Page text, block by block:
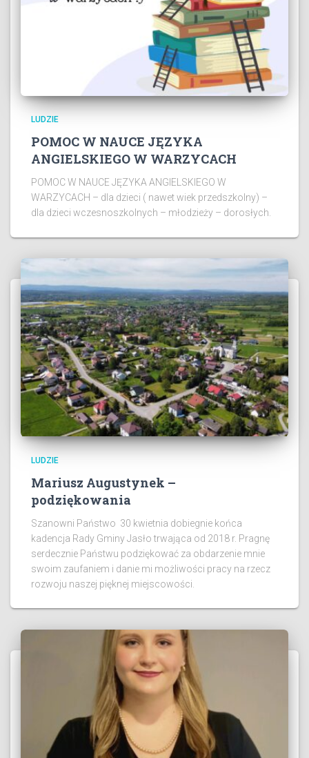
LUDZIE
POMOC W NAUCE JĘZYKA
ANGIELSKIEGO W WARZYCACH
POMOC W NAUCE JĘZYKA ANGIELSKIEGO W
WARZYCACH – dla dzieci ( nawet wiek przedszkolny) –
dla dzieci wczesnoszkolnych – młodzieży – dorosłych.
LUDZIE
Mariusz Augustynek –
podziękowania
Szanowni Państwo 30 kwietnia dobiegnie końca
kadencja Rady Gminy Jasło trwająca od 2018 r. Pragnę
serdecznie Państwu podziękować za obdarzenie mnie
swoim zaufaniem i danie mi możliwości pracy na rzecz
rozwoju naszej pięknej miejscowości.